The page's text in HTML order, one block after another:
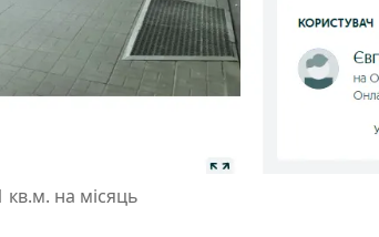
кв.м. на місяць